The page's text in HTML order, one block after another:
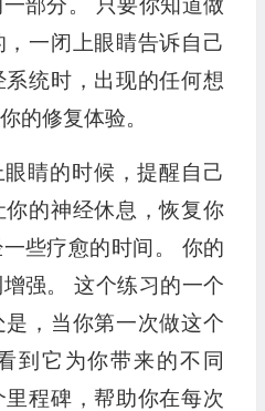
一闭上眼睛告诉自己
统时，出现的任何想
的修复体验。
睛的时候，提醒自己
的神经休息，恢复你
些疗愈的时间。 你的
强。 这个练习的一个
，当你第一次做这个
到它为你带来的不同
程碑，帮助你在每次